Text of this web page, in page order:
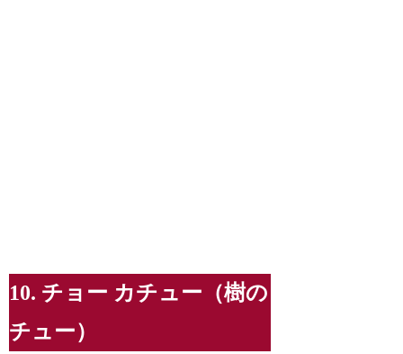
10. チョー カチュー（樹の
チュー）